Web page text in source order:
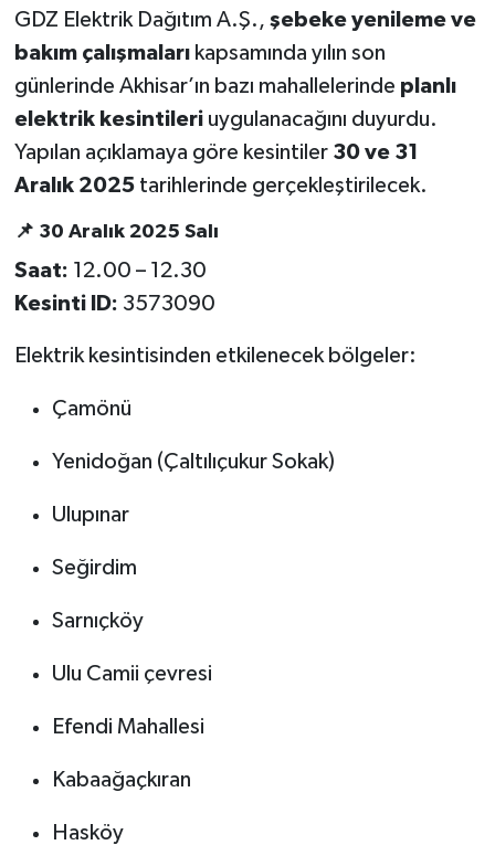
GDZ Elektrik Dağıtım A.Ş., şebeke yenileme ve
bakım çalışmalarıkapsamında yılın son
günlerinde Akhisar’ın bazı mahallelerinde planlı
elektrik kesintileriuygulanacağını duyurdu.
Yapılan açıklamaya göre kesintiler 30 ve 31
Aralık 2025tarihlerinde gerçekleştirilecek.
📌 30 Aralık 2025 Salı
Saat: 12.00 – 12.30
Kesinti ID: 3573090
Elektrik kesintisinden etkilenecek bölgeler:
Çamönü
Yenidoğan (Çaltılıçukur Sokak)
Ulupınar
Seğirdim
Sarnıçköy
Ulu Camii çevresi
Efendi Mahallesi
Kabaağaçkıran
Hasköy
Akhisar Emlak
Ülke
Etiketler